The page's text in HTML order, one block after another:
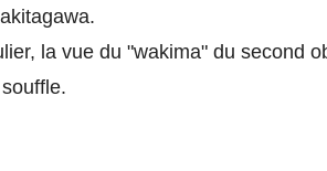
la vue du "wakima" du second